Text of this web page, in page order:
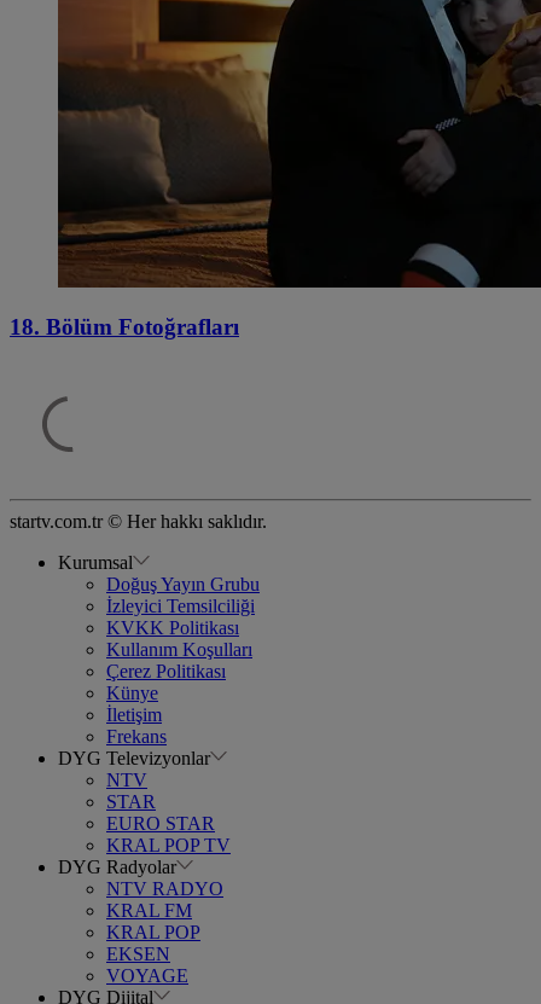
18. Bölüm Fotoğrafları
startv.com.tr © Her hakkı saklıdır.
Kurumsal
Doğuş Yayın Grubu
İzleyici Temsilciliği
KVKK Politikası
Kullanım Koşulları
Çerez Politikası
Künye
İletişim
Frekans
DYG Televizyonlar
NTV
STAR
EURO STAR
KRAL POP TV
DYG Radyolar
NTV RADYO
KRAL FM
KRAL POP
EKSEN
VOYAGE
DYG Dijital